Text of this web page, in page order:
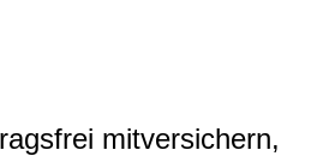
mitversichern,